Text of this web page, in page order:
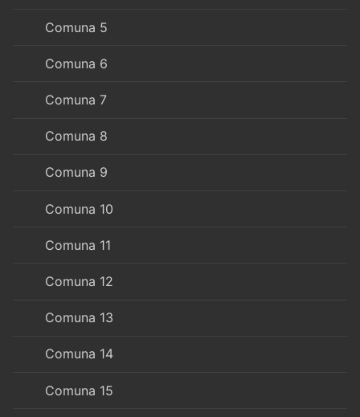
Comuna 5
Comuna 6
Comuna 7
Comuna 8
Comuna 9
Comuna 10
Comuna 11
Comuna 12
Comuna 13
Comuna 14
Comuna 15